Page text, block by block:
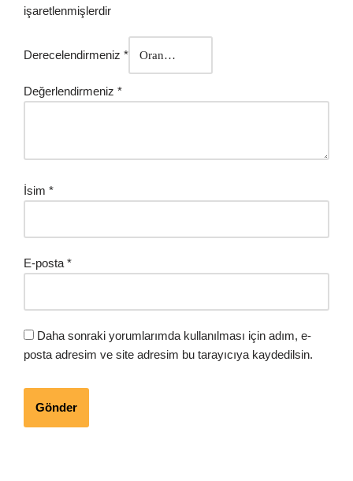
işaretlenmişlerdir
Derecelendirmeniz *
Değerlendirmeniz *
İsim *
E-posta *
Daha sonraki yorumlarımda kullanılması için adım, e-
posta adresim ve site adresim bu tarayıcıya kaydedilsin.